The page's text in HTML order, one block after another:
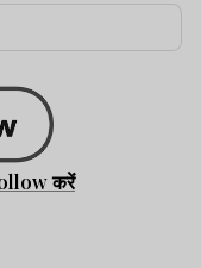
करें